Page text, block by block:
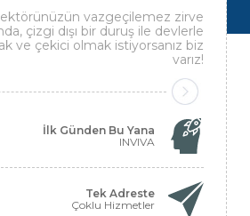
vazgeçilemez zirve
çizgi dışı bir duruş ile devlerle
ve çekici olmak istiyorsanız biz
varız!
İlk Günden Bu Yana
INVIVA
Tek Adreste
Çoklu Hizmetler